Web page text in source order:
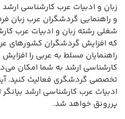
زبان و ادبیات عرب کارشناسی
و راهنمایی گردشگران عرب زبان
شغلی رشته زبان و ادبیات عرب
که افزایش گردشگران کشورهای
راهنمایان مسلط به عربی را
کارشناسی ارشد به شما امکان
تخصصی گردشگری فعالیت کنید.
ادبیات عرب کارشناسی ارشد
پررونق خواهد شد.